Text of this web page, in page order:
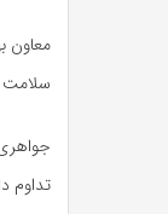
سلامت شبانه‌روزی و
تداوم